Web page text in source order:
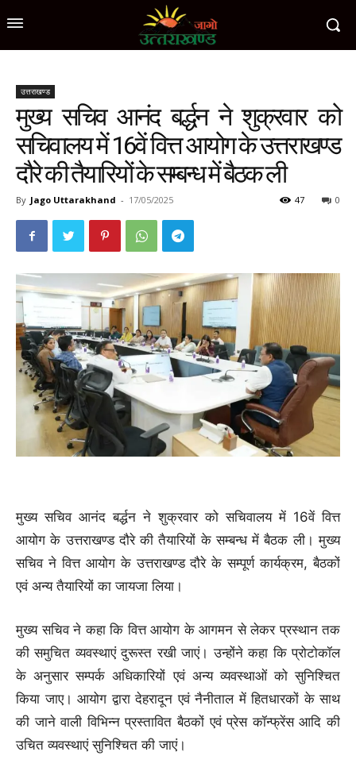
उत्तराखण्ड
मुख्य सचिव आनंद बर्द्धन ने शुक्रवार को
सचिवालय में 16वें वित्त आयोग के उत्तराखण्ड
दौरे की तैयारियों के सम्बन्ध में बैठक ली
By Jago Uttarakhand - 17/05/2025 0
47
मुख्य सचिव आनंद बर्द्धन ने शुक्रवार को सचिवालय में 16वें वित्त
आयोग के उत्तराखण्ड दौरे की तैयारियों के सम्बन्ध में बैठक ली। मुख्य
सचिव ने वित्त आयोग के उत्तराखण्ड दौरे के सम्पूर्ण कार्यक्रम, बैठकों
एवं अन्य तैयारियों का जायजा लिया।
मुख्य सचिव ने कहा कि वित्त आयोग के आगमन से लेकर प्रस्थान तक
की समुचित व्यवस्थाएं दुरूस्त रखी जाएं। उन्होंने कहा कि प्रोटोकॉल
के अनुसार सम्पर्क अधिकारियों एवं अन्य व्यवस्थाओं को सुनिश्चित
किया जाए। आयोग द्वारा देहरादून एवं नैनीताल में हितधारकों के साथ
की जाने वाली विभिन्न प्रस्तावित बैठकों एवं प्रेस कॉन्फ्रेंस आदि की
उचित व्यवस्थाएं सुनिश्चित की जाएं।